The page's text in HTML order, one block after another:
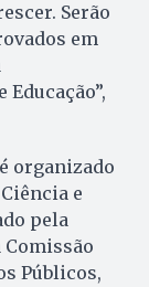
Serão
em
organizado
e
pela
Comissão
Públicos,